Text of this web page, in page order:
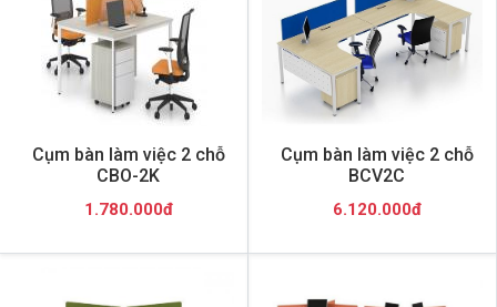
Cụm bàn làm việc 2 chỗ
CBO-2K
1.780.000đ
Cụm bàn làm việc 2 chỗ
BCV2C
6.120.000đ